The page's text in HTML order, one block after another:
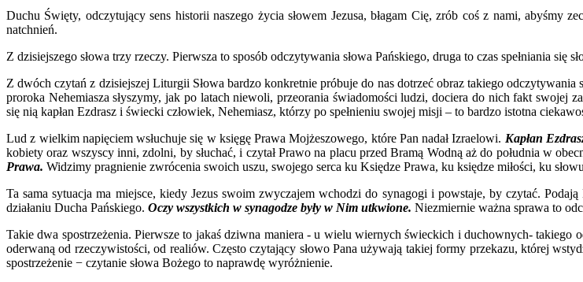
Duchu Święty, odczytujący sens historii naszego życia słowem Jezusa, błagam Cię, zrób coś z nami, abyśmy
natchnień.
Z dzisiejszego słowa trzy rzeczy. Pierwsza to sposób odczytywania słowa Pańskiego, druga to czas spełniania się
Z dwóch czytań z dzisiejszej Liturgii Słowa bardzo konkretnie próbuje do nas dotrzeć obraz takiego
proroka Nehemiasza słyszymy, jak po latach niewoli, przeorania świadomości ludzi, dociera do nich fakt swojej
się nią kapłan Ezdrasz i świecki człowiek, Nehemiasz, którzy po spełnieniu swojej misji – to bardzo istotna
Lud z wielkim napięciem wsłuchuje się w księgę Prawa Mojżeszowego, które Pan nadał Izraelowi. Kapłan
kobiety oraz wszyscy inni, zdolni, by słuchać, i czytał Prawo na placu przed Bramą Wodną aż do południa w
Prawa. Widzimy pragnienie zwrócenia swoich uszu, swojego serca ku Księdze Prawa, ku księdze miłości, ku
Ta sama sytuacja ma miejsce, kiedy Jezus swoim zwyczajem wchodzi do synagogi i powstaje, by czytać.
działaniu Ducha Pańskiego. Oczy wszystkich w synagodze były w Nim utkwione. Niezmiernie ważna sprawa to
Takie dwa spostrzeżenia. Pierwsze to jakaś dziwna maniera - u wielu wiernych świeckich i duchownych- takiego
oderwaną od rzeczywistości, od realiów. Często czytający słowo Pana używają takiej formy przekazu, której
spostrzeżenie − czytanie słowa Bożego to naprawdę wyróżnienie.